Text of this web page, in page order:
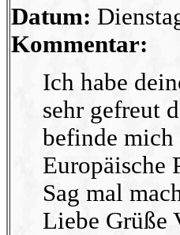
Datum:
Kommentar:
Ich habe
sehr gefreut
befinde mich
Europäische
Sag mal
Liebe Grüße